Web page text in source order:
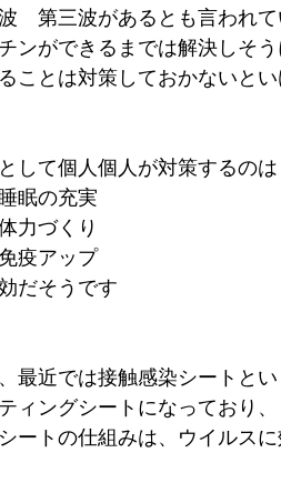
　第三波があるとも言われ
ンができるまでは解決しそ
ことは対策しておかないと
して個人個人が対策するのは
眠の充実
力づくり
疫アップ
だそうです
最近では接触感染シートと
ィングシートになっており
ートの仕組みは、ウイルス